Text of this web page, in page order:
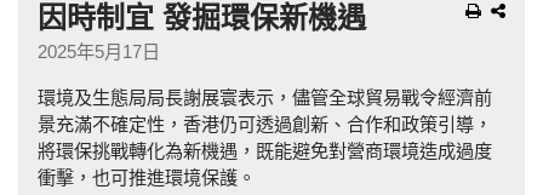
因時制宜 發掘環保新機遇
2025年5月17日
環境及生態局局長謝展寰表示，儘管全球貿易戰令經濟前
景充滿不確定性，香港仍可透過創新、合作和政策引導，
將環保挑戰轉化為新機遇，既能避免對營商環境造成過度
衝擊，也可推進環境保護。